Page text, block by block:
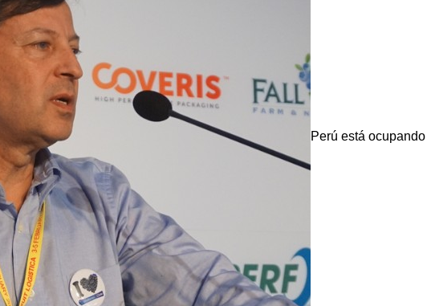
Perú está ocupando